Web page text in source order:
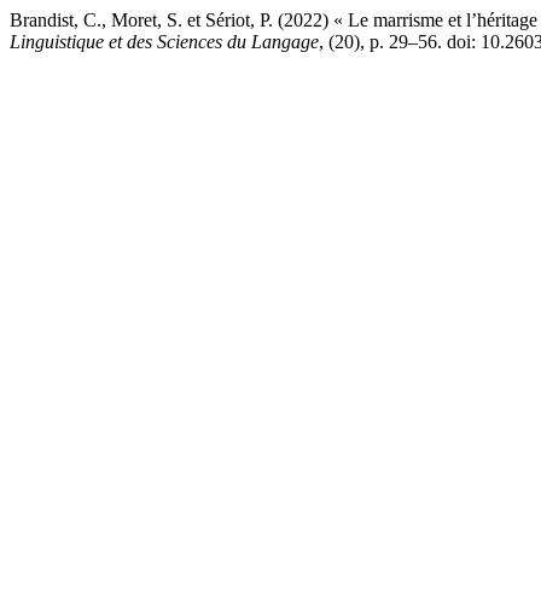
Brandist, C., Moret, S. et Sériot, P. (2022) « Le marrisme et
Linguistique et des Sciences du Langage, (20), p. 29–56. doi: